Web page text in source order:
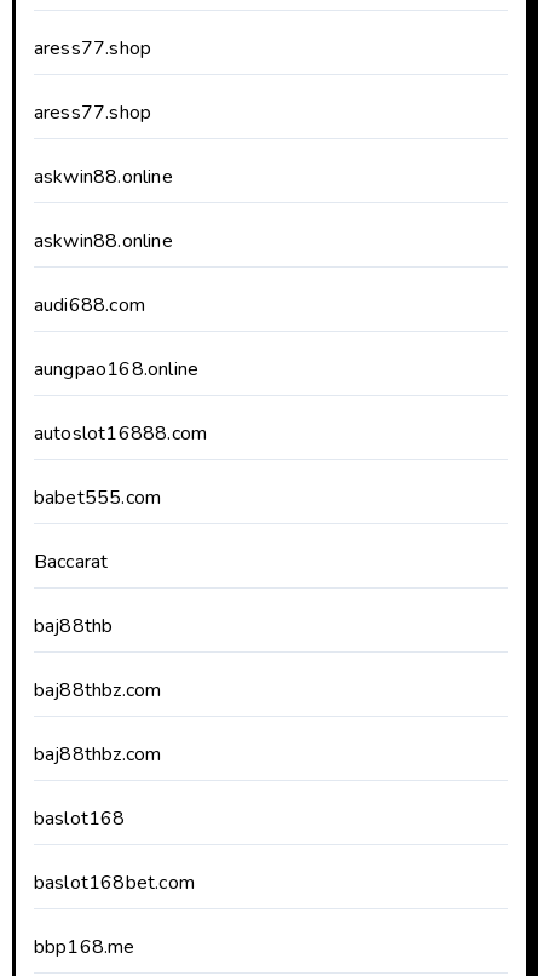
aress77.shop
aress77.shop
askwin88.online
askwin88.online
audi688.com
aungpao168.online
autoslot16888.com
babet555.com
Baccarat
baj88thb
baj88thbz.com
baj88thbz.com
baslot168
baslot168bet.com
bbp168.me